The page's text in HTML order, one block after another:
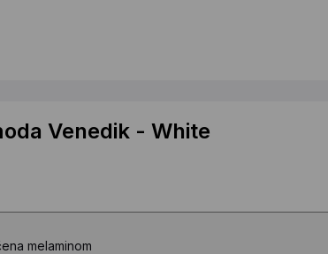
Venedik - White
melaminom